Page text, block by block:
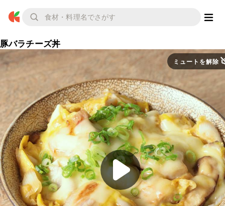
豚バラチーズ丼
ミュートを解除